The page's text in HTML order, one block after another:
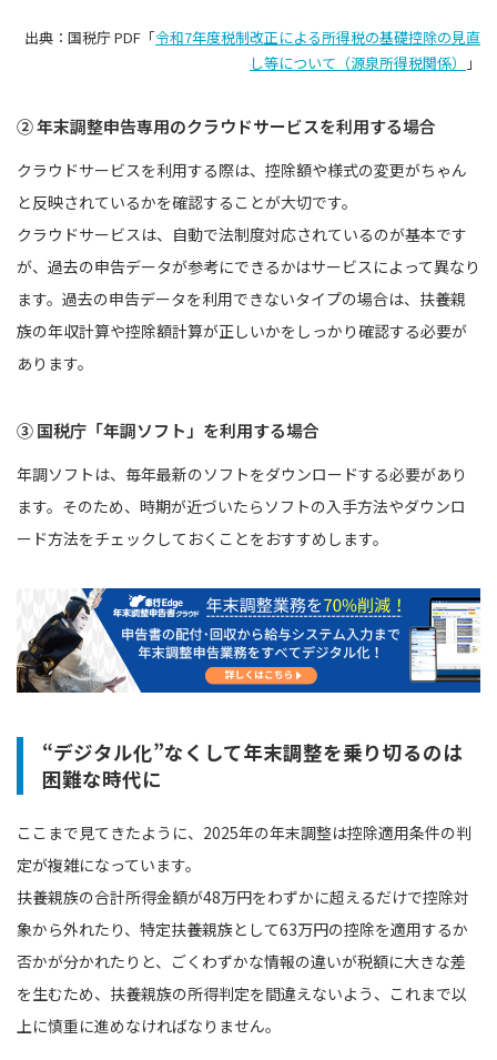
出典：国税庁 PDF「令和7年度税制改正による所得税の基礎控除の見直
し等について（源泉所得税関係）
」
② 年末調整申告専用のクラウドサービスを利用する場合
クラウドサービスを利用する際は、控除額や様式の変更がちゃん
と反映されているかを確認することが大切です。
クラウドサービスは、自動で法制度対応されているのが基本です
が、過去の申告データが参考にできるかはサービスによって異なり
ます。過去の申告データを利用できないタイプの場合は、扶養親
族の年収計算や控除額計算が正しいかをしっかり確認する必要が
あります。
③ 国税庁「年調ソフト」を利用する場合
年調ソフトは、毎年最新のソフトをダウンロードする必要があり
ます。そのため、時期が近づいたらソフトの入手方法やダウンロ
ード方法をチェックしておくことをおすすめします。
“デジタル化”なくして年末調整を乗り切るのは
困難な時代に
ここまで見てきたように、2025年の年末調整は控除適用条件の判
定が複雑になっています。
扶養親族の合計所得金額が48万円をわずかに超えるだけで控除対
象から外れたり、特定扶養親族として63万円の控除を適用するか
否かが分かれたりと、ごくわずかな情報の違いが税額に大きな差
を生むため、扶養親族の所得判定を間違えないよう、これまで以
上に慎重に進めなければなりません。